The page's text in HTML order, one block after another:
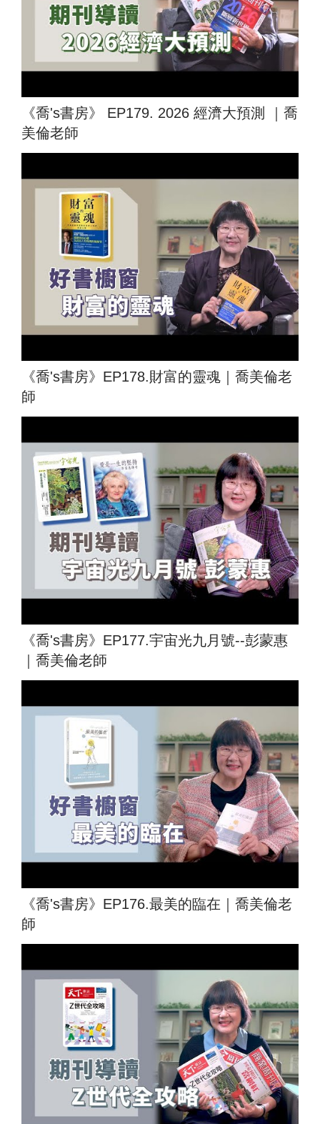
《喬's書房》 EP179. 2026 經濟大預測 ｜喬
美倫老師
《喬's書房》EP178.財富的靈魂｜喬美倫老
師
《喬's書房》EP177.宇宙光九月號--彭蒙惠
｜喬美倫老師
《喬's書房》EP176.最美的臨在｜喬美倫老
師